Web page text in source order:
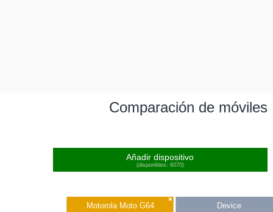
Comparación de móviles
Añadir dispositivo
(disponibles: 6070)
✖
Motorola Moto G64 Device